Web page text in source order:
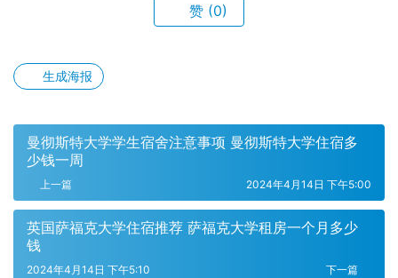
赞 (0)
生成海报
曼彻斯特大学学生宿舍注意事项 曼彻斯特大学住宿多
少钱一周
上一篇 2024年4月14日 下午5:00
英国萨福克大学住宿推荐 萨福克大学租房一个月多少
钱
下一篇
2024年4月14日 下午5:10